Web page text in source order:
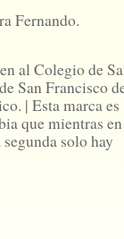
Fernando.
al Colegio de
San Francisco
| Esta marca es
que mientras en
solo hay